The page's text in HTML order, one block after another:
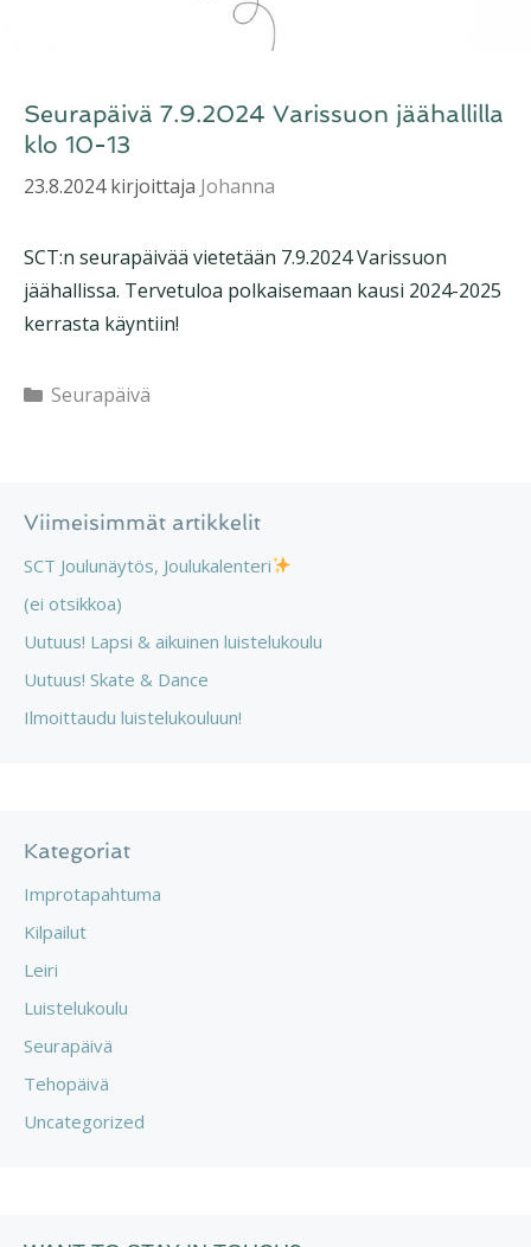
Seurapäivä 7.9.2024 Varissuon jäähallilla
klo 10-13
23.8.2024 kirjoittaja Johanna
SCT:n seurapäivää vietetään 7.9.2024 Varissuon
jäähallissa. Tervetuloa polkaisemaan kausi 2024-2025
kerrasta käyntiin!
Kategoriat
Seurapäivä
Viimeisimmät artikkelit
SCT Joulunäytös, Joulukalenteri
(ei otsikkoa)
Uutuus! Lapsi & aikuinen luistelukoulu
Uutuus! Skate & Dance
Ilmoittaudu luistelukouluun!
Kategoriat
Improtapahtuma
Kilpailut
Leiri
Luistelukoulu
Seurapäivä
Tehopäivä
Uncategorized